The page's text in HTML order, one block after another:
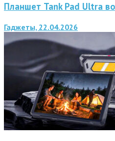
Планшет Tank Pad Ultra
Гаджеты, 22.04.2026